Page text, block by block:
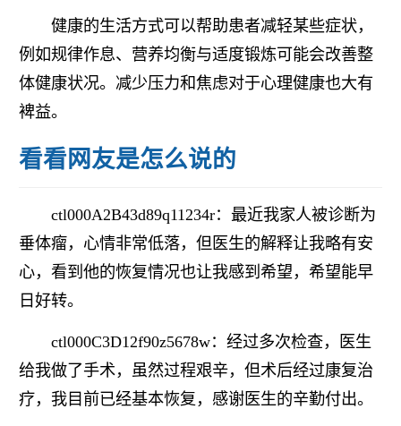
健康的生活方式可以帮助患者减轻某些症状，
例如规律作息、营养均衡与适度锻炼可能会改善整
体健康状况。减少压力和焦虑对于心理健康也大有
裨益。
看看网友是怎么说的
ctl000A2B43d89q11234r：最近我家人被诊断为
垂体瘤，心情非常低落，但医生的解释让我略有安
心，看到他的恢复情况也让我感到希望，希望能早
日好转。
ctl000C3D12f90z5678w：经过多次检查，医生
给我做了手术，虽然过程艰辛，但术后经过康复治
疗，我目前已经基本恢复，感谢医生的辛勤付出。